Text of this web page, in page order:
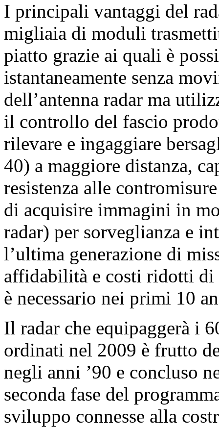
I principali vantaggi del
migliaia di moduli
piatto grazie ai quali è
istantaneamente senza
dell’antenna radar ma
il controllo del fascio
rilevare e ingaggiare
40) a maggiore distanza,
resistenza alle
di acquisire immagini in
radar) per sorveglianza e
l’ultima generazione di
affidabilità e costi ridotti di
è necessario nei primi 10
Il radar che equipaggerà i
ordinati nel 2009 è frutto
negli anni ’90 e concluso
seconda fase del
sviluppo connesse alla